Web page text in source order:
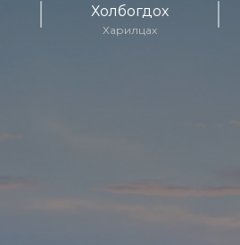
Холбогдох
Харилцах